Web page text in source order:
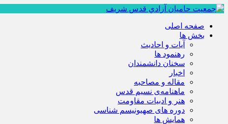
صفحه اصلی
بخش ها
آیات و احادیث
رهنمود ها
سخنان دانشمندان
اخبار
مقاله و مصاحبه
ماهنامه‌ی نسیم قدس
هنر و ادبیات مقاومت
دوره های صهیونیسم شناسی
همايش ها